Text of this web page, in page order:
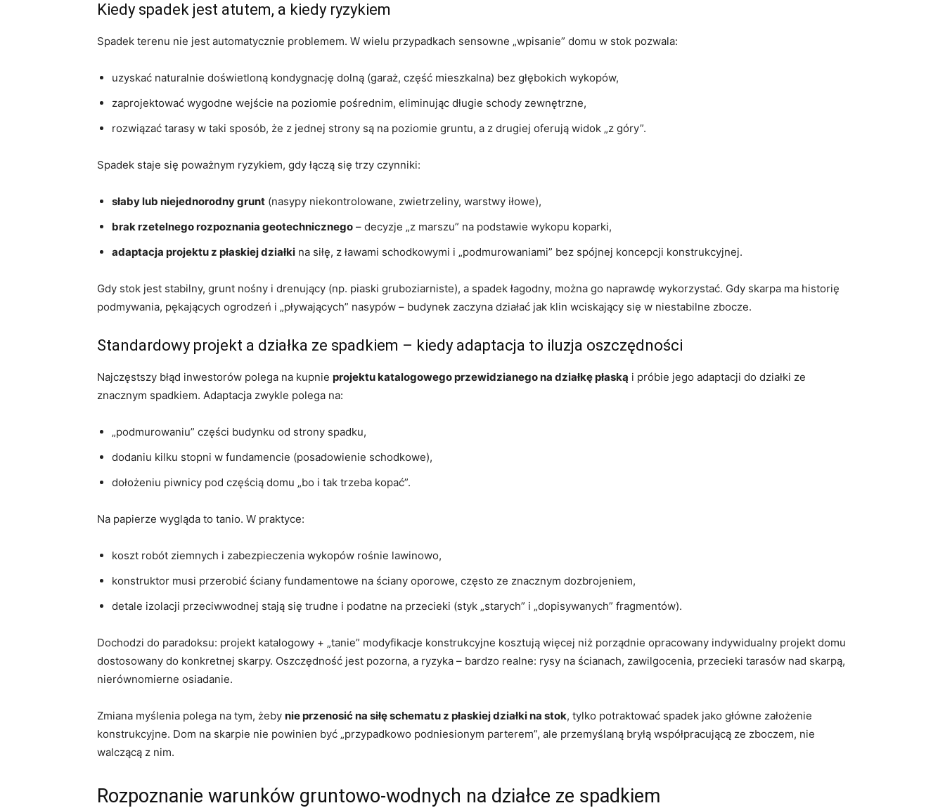
Kiedy spadek jest atutem, a kiedy ryzykiem
Spadek terenu nie jest automatycznie problemem. W wielu przypadkach sensowne „wpisanie” domu w stok pozwala:
uzyskać naturalnie doświetloną kondygnację dolną (garaż, część mieszkalna) bez głębokich wykopów,
zaprojektować wygodne wejście na poziomie pośrednim, eliminując długie schody zewnętrzne,
rozwiązać tarasy w taki sposób, że z jednej strony są na poziomie gruntu, a z drugiej oferują widok „z góry”.
Spadek staje się poważnym ryzykiem, gdy łączą się trzy czynniki:
słaby lub niejednorodny grunt (nasypy niekontrolowane, zwietrzeliny, warstwy iłowe),
brak rzetelnego rozpoznania geotechnicznego – decyzje „z marszu” na podstawie wykopu koparki,
adaptacja projektu z płaskiej działki na siłę, z ławami schodkowymi i „podmurowaniami” bez spójnej koncepcji konstrukcyjnej.
Gdy stok jest stabilny, grunt nośny i drenujący (np. piaski gruboziarniste), a spadek łagodny, można go naprawdę wykorzystać. Gdy skarpa ma historię
podmywania, pękających ogrodzeń i „pływających” nasypów – budynek zaczyna działać jak klin wciskający się w niestabilne zbocze.
Standardowy projekt a działka ze spadkiem – kiedy adaptacja to iluzja oszczędności
Najczęstszy błąd inwestorów polega na kupnie projektu katalogowego przewidzianego na działkę płaską i próbie jego adaptacji do działki ze
znacznym spadkiem. Adaptacja zwykle polega na:
„podmurowaniu” części budynku od strony spadku,
dodaniu kilku stopni w fundamencie (posadowienie schodkowe),
dołożeniu piwnicy pod częścią domu „bo i tak trzeba kopać”.
Na papierze wygląda to tanio. W praktyce:
koszt robót ziemnych i zabezpieczenia wykopów rośnie lawinowo,
konstruktor musi przerobić ściany fundamentowe na ściany oporowe, często ze znacznym dozbrojeniem,
detale izolacji przeciwwodnej stają się trudne i podatne na przecieki (styk „starych” i „dopisywanych” fragmentów).
Dochodzi do paradoksu: projekt katalogowy + „tanie” modyfikacje konstrukcyjne kosztują więcej niż porządnie opracowany indywidualny projekt domu
dostosowany do konkretnej skarpy. Oszczędność jest pozorna, a ryzyka – bardzo realne: rysy na ścianach, zawilgocenia, przecieki tarasów nad skarpą,
nierównomierne osiadanie.
Zmiana myślenia polega na tym, żeby nie przenosić na siłę schematu z płaskiej działki na stok, tylko potraktować spadek jako główne założenie
konstrukcyjne. Dom na skarpie nie powinien być „przypadkowo podniesionym parterem”, ale przemyślaną bryłą współpracującą ze zboczem, nie
walczącą z nim.
Rozpoznanie warunków gruntowo-wodnych na działce ze spadkiem